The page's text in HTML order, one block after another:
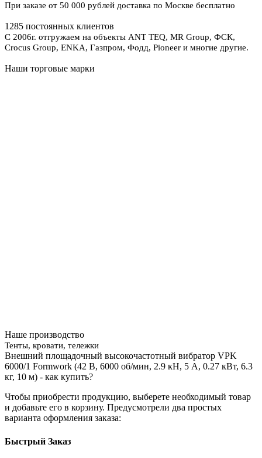
При заказе от 50 000 рублей доставка по Москве бесплатно
1285 постоянных клиентов
С 2006г. отгружаем на объекты ANT TEQ, MR Group, ФСК,
Crocus Group, ENKA, Газпром, Фодд, Pioneer и многие другие.
Наши торговые марки
Наше производство
Тенты, кровати, тележки
Внешний площадочный высокочастотный вибратор VPK
6000/1 Formwork (42 В, 6000 об/мин, 2.9 кH, 5 А, 0.27 кВт, 6.3
кг, 10 м) - как купить?
Чтобы приобрести продукцию, выберете необходимый товар
и добавьте его в корзину. Предусмотрели два простых
варианта оформления заказа:
Быстрый Заказ